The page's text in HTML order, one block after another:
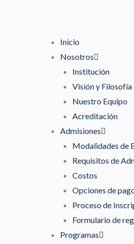
Inicio
Nosotros
Institución
Visión y Filosofía
Nuestro Equipo
Acreditación
Admisiones
Modalidades de
Requisitos de
Costos
Opciones de
Proceso de
Formulario de
Programas